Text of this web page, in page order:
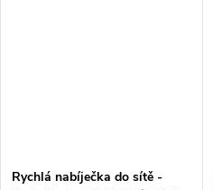
Rychlá nabíječka do sítě -